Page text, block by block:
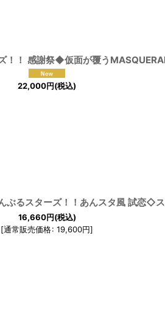
22,000円(税込)
16,660円(税込)
[通常販売価格: 19,600円]